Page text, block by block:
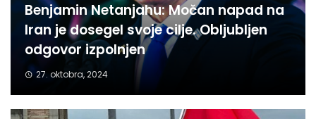
Benjamin Netanjahu: Močan napad na
Iran je dosegel svoje cilje. Obljubljen
odgovor izpolnjen
27. oktobra, 2024